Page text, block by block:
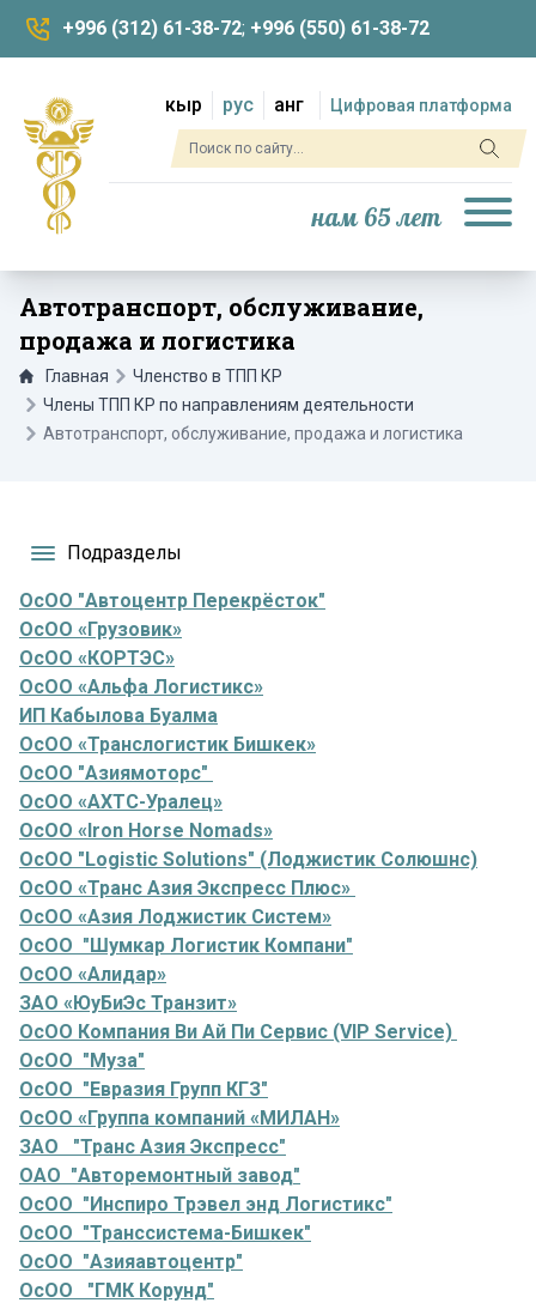
+996 (312) 61-38-72; +996 (550) 61-38-72
кыр рус анг Цифровая платформа
нам 65 лет
Автотранспорт, обслуживание,
продажа и логистика
Главная
Членство в ТПП КР
Члены ТПП КР по направлениям деятельности
Автотранспорт, обслуживание, продажа и логистика
Подразделы
ОсОО "Автоцентр Перекрёсток"
ОсОО «Грузовик»
ОсОО «КОРТЭС»
ОсОО «Альфа Логистикс»
ИП Кабылова Буалма
ОсОО «Транслогистик Бишкек»
ОсОО "Азиямоторс"
ОсОО «АХТС-Уралец»
ОсОО «Iron Horse Nomads»
ОсОО "Logistic Solutions" (Лоджистик Солюшнс)
ОсОО «Транс Азия Экспресс Плюс»
ОсОО «Азия Лоджистик Систем»
ОсОО "Шумкар Логистик Компани"
ОсОО «Алидар»
ЗАО «ЮуБиЭс Транзит»
ОсОО Компания Ви Ай Пи Сервис (VIP Service)
ОсОО "Муза"
ОсОО "Евразия Групп КГЗ"
ОсОО «Группа компаний «МИЛАН»
ЗАО "Транс Азия Экспресс"
ОАО "Авторемонтный завод"
ОсОО "Инспиро Трэвел энд Логистикс"
ОсОО "Транссистема-Бишкек"
ОсОО "Азияавтоцентр"
ОсОО "ГМК Корунд"